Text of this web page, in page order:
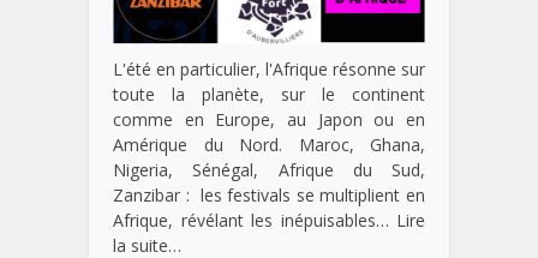
L'été en particulier, l'Afrique résonne sur
toute la planète, sur le continent
comme en Europe, au Japon ou en
Amérique du Nord. Maroc, Ghana,
Nigeria, Sénégal, Afrique du Sud,
Zanzibar : les festivals se multiplient en
Afrique, révélant les inépuisables… Lire
la suite…